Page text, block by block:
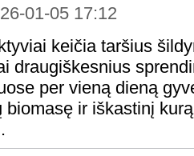
01-05 17:12
keičia taršius
draugiškesnius
per vieną dieną
biomasę ir iškastinį